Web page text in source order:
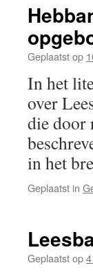
Geplaatst op
In het
over
die door
in het
Geplaatst in
Geplaatst op